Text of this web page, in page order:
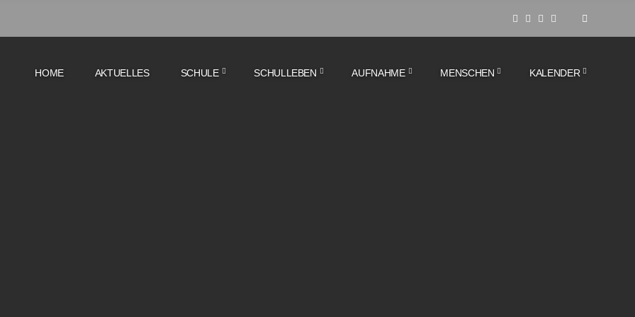
HOME
AKTUELLES SCHULE SCHULLEBEN AUFNAHME MENSCHEN KALENDER